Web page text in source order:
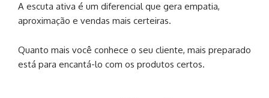
A escuta ativa é um diferencial que gera empatia,
aproximação e vendas mais certeiras.
Quanto mais você conhece o seu cliente, mais preparado
está para encantá-lo com os produtos certos.